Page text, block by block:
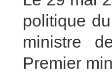
politique
ministre
Premier